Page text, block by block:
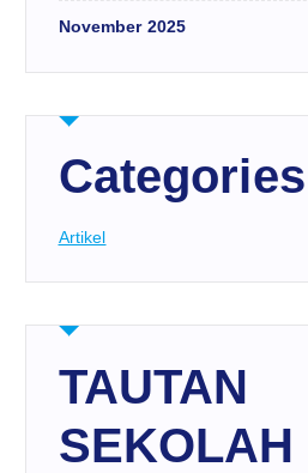
November 2025
Categories
Artikel
TAUTAN
SEKOLAH